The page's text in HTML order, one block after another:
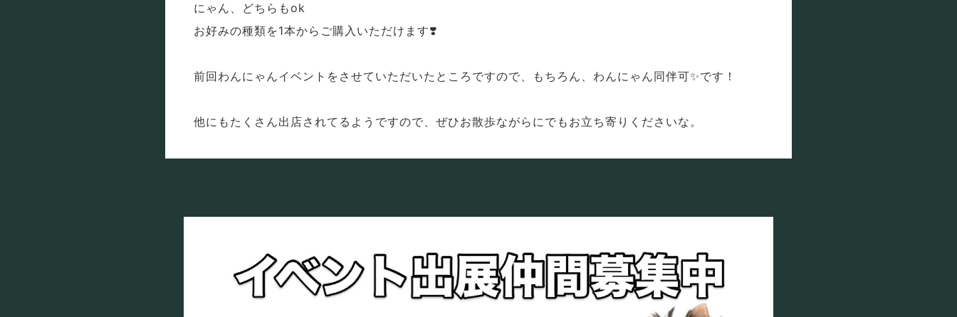
にゃん、どちらもok
お好みの種類を1本からご購入いただけます❣️
前回わんにゃんイベントをさせていただいたところですので、もちろん、わんにゃん同伴可✨です！
他にもたくさん出店されてるようですので、ぜひお散歩ながらにでもお立ち寄りくださいな。